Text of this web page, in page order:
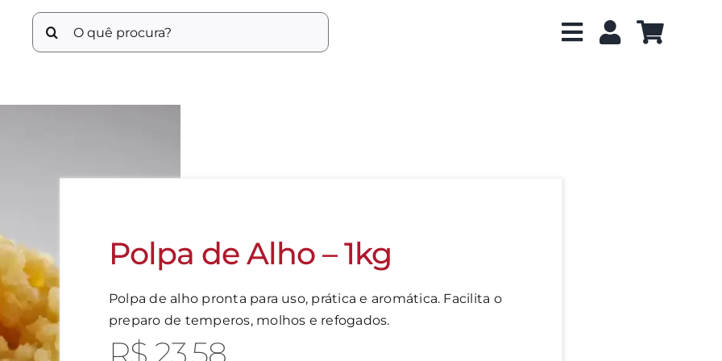
Buscar
resultados
Polpa de Alho – 1kg
Polpa de alho pronta para uso, prática e aromática. Facilita o
preparo de temperos, molhos e refogados.
R$ 23,58